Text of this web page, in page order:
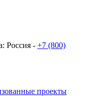
Россия - +7 (800)
проекты